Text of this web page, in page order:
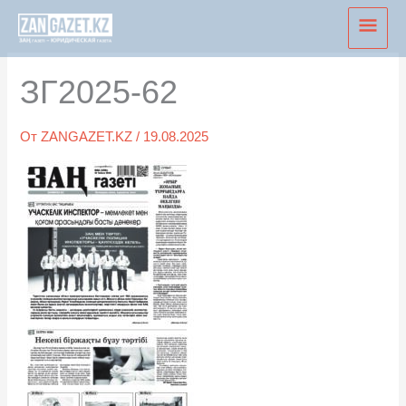
Перейти
содержимому
ЗГ2025-62
ОтZANGAZET.KZ/ 19.08.2025